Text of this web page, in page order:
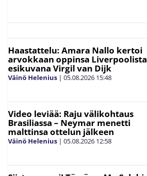
Haastattelu: Amara Nallo kertoi
arvokkaan oppinsa
esikuvana Virgil van Dijk
Väinö Helenius | 05.08.2026 15:48
Video leviää: Raju välikohtaus
Brasiliassa – Neymar menetti
malttinsa ottelun jälkeen
Väinö Helenius | 05.08.2026 12:58